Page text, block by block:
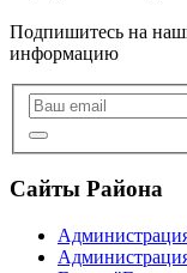
Подпишитесь на
информацию
Сайты Района